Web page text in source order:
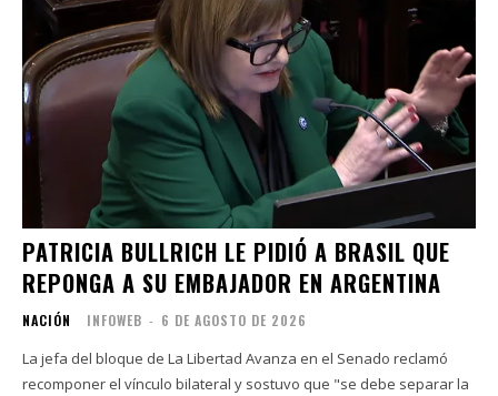
PATRICIA BULLRICH LE PIDIÓ A BRASIL QUE
REPONGA A SU EMBAJADOR EN ARGENTINA
NACIÓN INFOWEB - 6 DE AGOSTO DE 2026
La jefa del bloque de La Libertad Avanza en el Senado reclamó
recomponer el vínculo bilateral y sostuvo que "se debe separar la